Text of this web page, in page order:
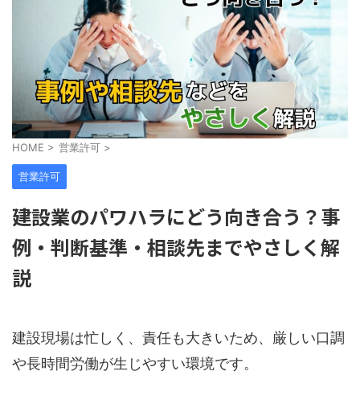
HOME > 営業許可 >
営業許可
建設業のパワハラにどう向き合う？事
例・判断基準・相談先までやさしく解
説
建設現場は忙しく、責任も大きいため、厳しい口調
や長時間労働が生じやすい環境です。